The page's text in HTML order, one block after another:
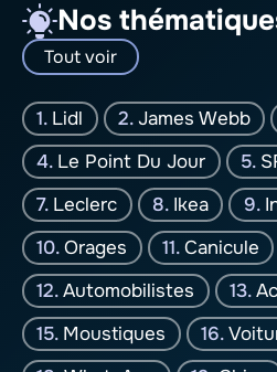
Nos
Tout voir
Lidl James Webb
Le Point Du Jour
Leclerc
Ikea
Orages
Canicule
Automobilistes
Moustiques